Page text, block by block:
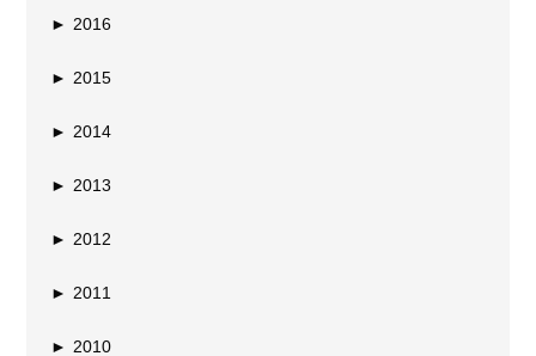
► 2016
► 2015
► 2014
► 2013
► 2012
► 2011
► 2010